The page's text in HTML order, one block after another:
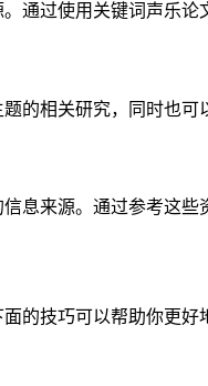
通过使用关键词声乐论
的相关研究，同时也
息来源。通过参考这
的技巧可以帮助你更好